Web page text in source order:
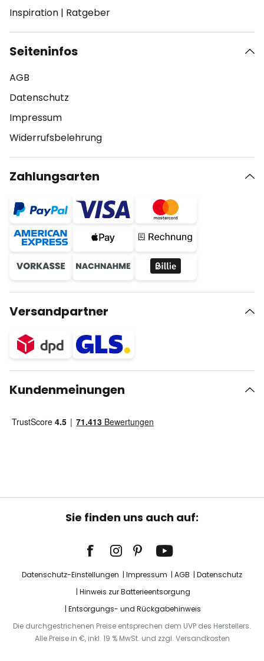
Inspiration | Ratgeber
Seiteninfos
AGB
Datenschutz
Impressum
Widerrufsbelehrung
Zahlungsarten
Versandpartner
Kundenmeinungen
Sie finden uns auch auf:
Datenschutz-Einstellungen Impressum AGB
Datenschutz
Hinweis zur Batterieentsorgung
Entsorgungs- und Rückgabehinweis
Die durchgestrichenen Preise entsprechen dem UVP des Herstellers.
Alle Preise in €, inkl. 19 % MwSt. und zzgl. Versandkosten